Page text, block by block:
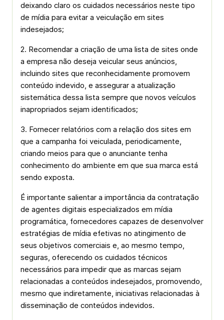
deixando claro os cuidados necessários neste tipo
de mídia para evitar a veiculação em sites
indesejados;
2. Recomendar a criação de uma lista de sites onde
a empresa não deseja veicular seus anúncios,
incluindo sites que reconhecidamente promovem
conteúdo indevido, e assegurar a atualização
sistemática dessa lista sempre que novos veículos
inapropriados sejam identificados;
3. Fornecer relatórios com a relação dos sites em
que a campanha foi veiculada, periodicamente,
criando meios para que o anunciante tenha
conhecimento do ambiente em que sua marca está
sendo exposta.
É importante salientar a importância da contratação
de agentes digitais especializados em mídia
programática, fornecedores capazes de desenvolver
estratégias de mídia efetivas no atingimento de
seus objetivos comerciais e, ao mesmo tempo,
seguras, oferecendo os cuidados técnicos
necessários para impedir que as marcas sejam
relacionadas a conteúdos indesejados, promovendo,
mesmo que indiretamente, iniciativas relacionadas à
disseminação de conteúdos indevidos.